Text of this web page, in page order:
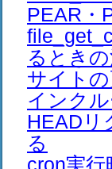
PEAR・
るとき
サイト
インク
HEADリ
る
cron実